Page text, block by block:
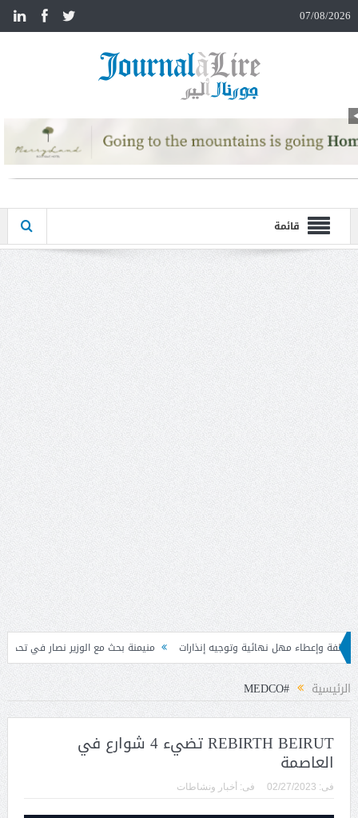
07/08/2026
قائمة
إنذارات منيمنة بحث مع الوزير نصار في تحديث الأطر التشريعية المرتبطة
الرئيسية #MEDCO
REBIRTH BEIRUT تضيء 4 شوارع في
العاصمة
فى: 02/27/2023 فى: أخبار ونشاطات